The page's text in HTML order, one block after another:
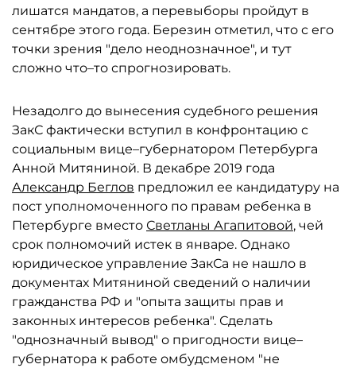
лишатся мандатов, а перевыборы пройдут в
сентябре этого года. Березин отметил, что с его
точки зрения "дело неоднозначное", и тут
сложно что–то спрогнозировать.
Незадолго до вынесения судебного решения
ЗакС фактически вступил в конфронтацию с
социальным вице–губернатором Петербурга
Анной Митяниной. В декабре 2019 года
Александр Беглов предложил ее кандидатуру на
пост уполномоченного по правам ребенка в
Петербурге вместо Светланы Агапитовой, чей
срок полномочий истек в январе. Однако
юридическое управление ЗакСа не нашло в
документах Митяниной сведений о наличии
гражданства РФ и "опыта защиты прав и
законных интересов ребенка". Сделать
"однозначный вывод" о пригодности вице–
губернатора к работе омбудсменом "не